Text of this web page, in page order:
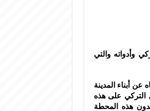
وأدواته والتي
أبناء المدينة
التركي على هذه
هذه المحطة